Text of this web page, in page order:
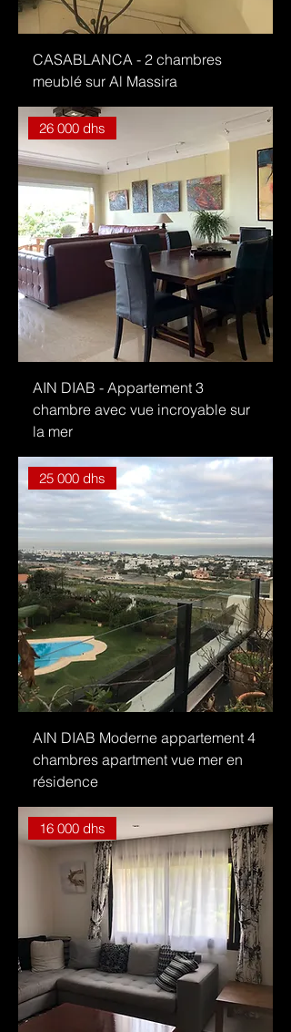
CASABLANCA - 2 chambres
meublé sur Al Massira
26 000 dhs
AIN DIAB - Appartement 3
chambre avec vue incroyable sur
la mer
25 000 dhs
AIN DIAB Moderne appartement 4
chambres apartment vue mer en
résidence
16 000 dhs